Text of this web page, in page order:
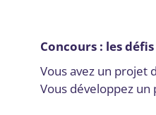
Concours : les défis
Vous avez un projet
Vous développez